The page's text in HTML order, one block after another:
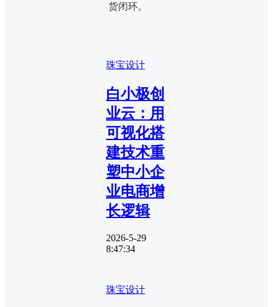
货闭环。
珠宝设计
白小极创
业云：用
可视化搭
建技术重
塑中小企
业电商增
长逻辑
2026-5-29
8:47:34
珠宝设计